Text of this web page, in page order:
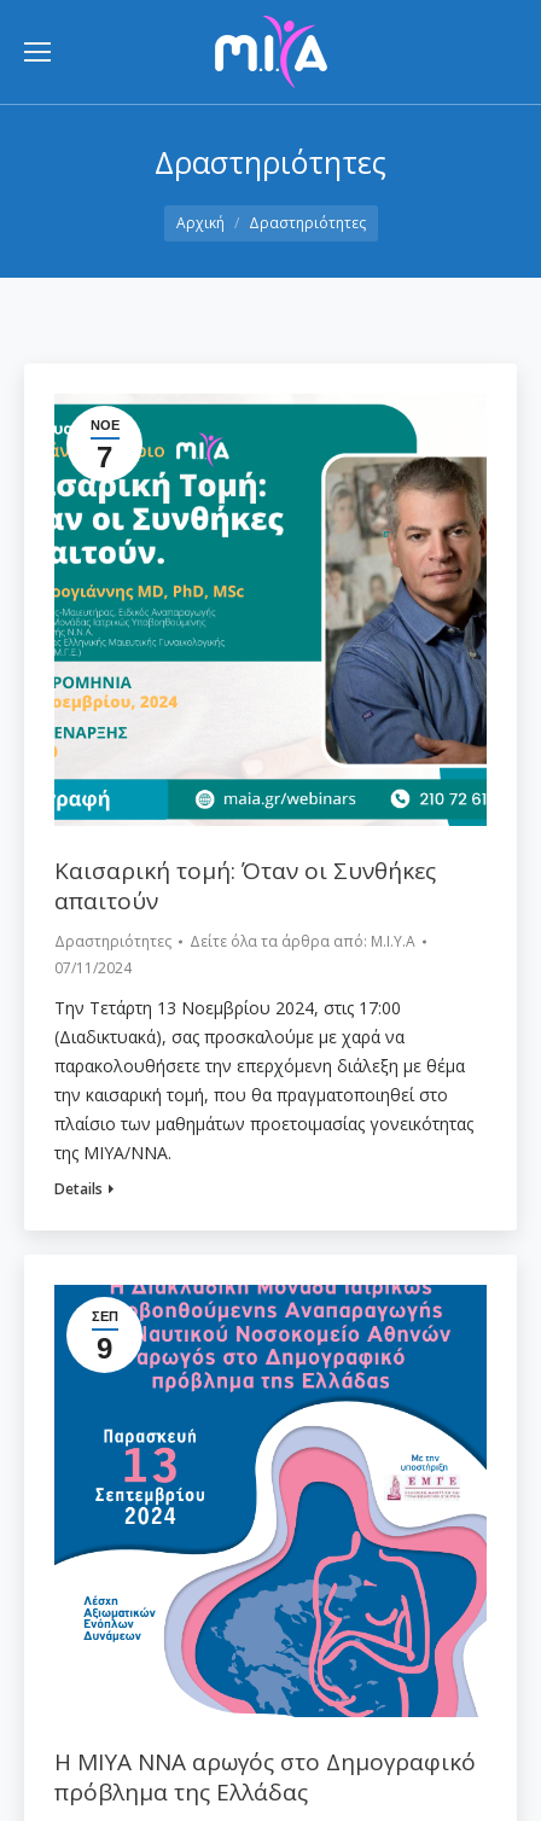
Δραστηριότητες
Αρχική Δραστηριότητες
ΝΟΈ
7
Καισαρική τομή: Όταν οι Συνθήκες
απαιτούν
Δραστηριότητες Δείτε όλα τα άρθρα από: Μ.Ι.Υ.Α
07/11/2024
Την Τετάρτη 13 Νοεμβρίου 2024, στις 17:00
(Διαδικτυακά), σας προσκαλούμε με χαρά να
παρακολουθήσετε την επερχόμενη διάλεξη με θέμα
την καισαρική τομή, που θα πραγματοποιηθεί στο
πλαίσιο των μαθημάτων προετοιμασίας γονεικότητας
της ΜΙΥΑ/ΝΝΑ.
Details
ΣΕΠ
9
H ΜΙΥΑ ΝΝΑ αρωγός στο Δημογραφικό
πρόβλημα της Ελλάδας